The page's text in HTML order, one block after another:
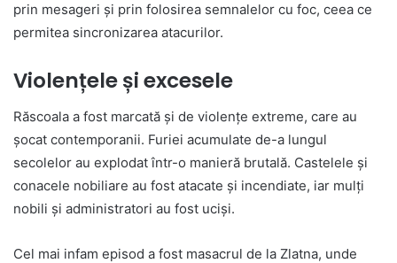
prin mesageri și prin folosirea semnalelor cu foc, ceea ce
permitea sincronizarea atacurilor.
Violențele și excesele
Răscoala a fost marcată și de violențe extreme, care au
șocat contemporanii. Furiei acumulate de-a lungul
secolelor au explodat într-o manieră brutală. Castelele și
conacele nobiliare au fost atacate și incendiate, iar mulți
nobili și administratori au fost uciși.
Cel mai infam episod a fost masacrul de la Zlatna, unde